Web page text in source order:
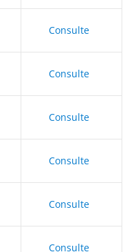
Consulte
Consulte
Consulte
Consulte
Consulte
Consulte